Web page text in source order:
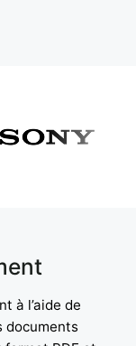
à l’aide de
documents